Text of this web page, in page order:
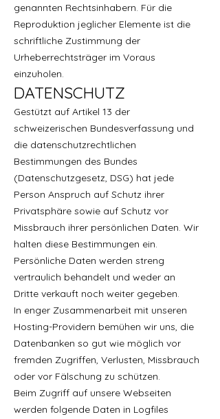
genannten Rechtsinhabern. Für die
Reproduktion jeglicher Elemente ist die
schriftliche Zustimmung der
Urheberrechtsträger im Voraus
einzuholen.
DATENSCHUTZ
Gestützt auf Artikel 13 der
schweizerischen Bundesverfassung und
die datenschutzrechtlichen
Bestimmungen des Bundes
(Datenschutzgesetz, DSG) hat jede
Person Anspruch auf Schutz ihrer
Privatsphäre sowie auf Schutz vor
Missbrauch ihrer persönlichen Daten. Wir
halten diese Bestimmungen ein.
Persönliche Daten werden streng
vertraulich behandelt und weder an
Dritte verkauft noch weiter gegeben.
In enger Zusammenarbeit mit unseren
Hosting-Providern bemühen wir uns, die
Datenbanken so gut wie möglich vor
fremden Zugriffen, Verlusten, Missbrauch
oder vor Fälschung zu schützen.
Beim Zugriff auf unsere Webseiten
werden folgende Daten in Logfiles